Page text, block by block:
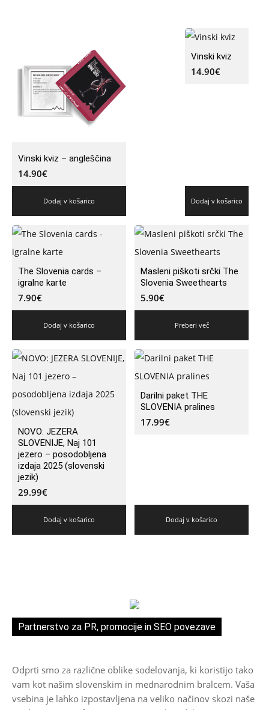
Vinski kviz – angleščina
14.90€
Dodaj v košarico
Vinski kviz
14.90€
Dodaj v košarico
The Slovenia cards –
igralne karte
7.90€
Dodaj v košarico
Masleni piškoti srčki The
Slovenia Sweethearts
5.90€
Preberi več
NOVO: JEZERA
SLOVENIJE, Naj 101
jezero – posodobljena
izdaja 2025 (slovenski
jezik)
29.99€
Dodaj v košarico
Darilni paket THE
SLOVENIA pralines
17.99€
Dodaj v košarico
Partnerstvo za PR, promocije in SEO povezave
Odprti smo za različne oblike sodelovanja, ki koristijo tako
vam kot našim slovenskim in mednarodnim bralcem. Vaša
vsebina je lahko izpostavljena na veliko načinov skozi naše